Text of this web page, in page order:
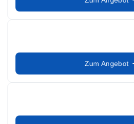
Zum Angebot